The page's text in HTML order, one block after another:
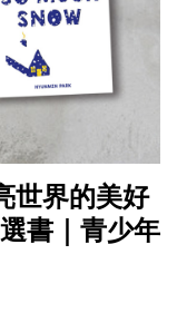
世界的美好
書｜青少年